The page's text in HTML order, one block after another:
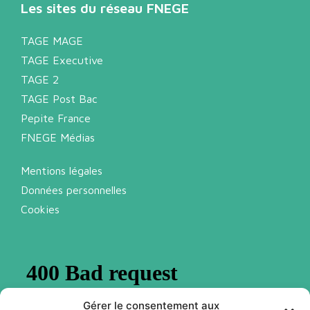
Gérer le consentement aux
Les sites du réseau FNEGE
TAGE MAGE
TAGE Executive
TAGE 2
TAGE Post Bac
Pepite France
FNEGE Médias
Mentions légales
Données personnelles
Cookies